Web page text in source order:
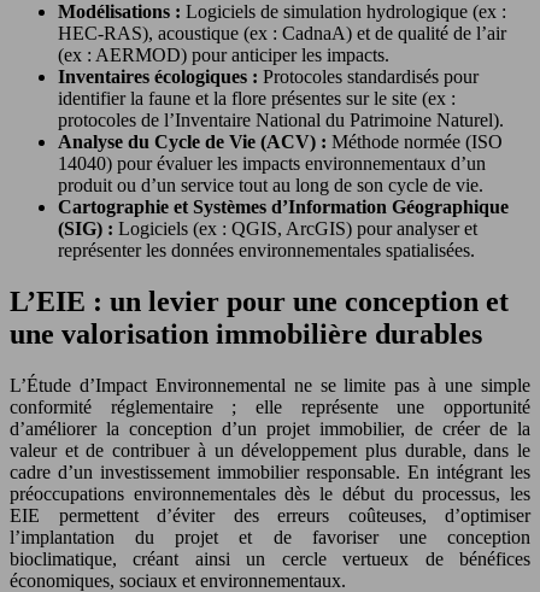
Modélisations : Logiciels de simulation hydrologique (ex :
HEC-RAS), acoustique (ex : CadnaA) et de qualité de l’air
(ex : AERMOD) pour anticiper les impacts.
Inventaires écologiques : Protocoles standardisés pour
identifier la faune et la flore présentes sur le site (ex :
protocoles de l’Inventaire National du Patrimoine Naturel).
Analyse du Cycle de Vie (ACV) : Méthode normée (ISO
14040) pour évaluer les impacts environnementaux d’un
produit ou d’un service tout au long de son cycle de vie.
Cartographie et Systèmes d’Information Géographique
(SIG) : Logiciels (ex : QGIS, ArcGIS) pour analyser et
représenter les données environnementales spatialisées.
L’EIE : un levier pour une conception et
une valorisation immobilière durables
L’Étude d’Impact Environnemental ne se limite pas à une simple
conformité réglementaire ; elle représente une opportunité
d’améliorer la conception d’un projet immobilier, de créer de la
valeur et de contribuer à un développement plus durable, dans le
cadre d’un investissement immobilier responsable. En intégrant les
préoccupations environnementales dès le début du processus, les
EIE permettent d’éviter des erreurs coûteuses, d’optimiser
l’implantation du projet et de favoriser une conception
bioclimatique, créant ainsi un cercle vertueux de bénéfices
économiques, sociaux et environnementaux.